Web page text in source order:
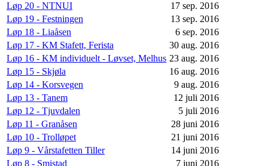
Løp 20 - NTNUI
17 sep. 2016
Løp 19 - Festningen
13 sep. 2016
Løp 18 - Liaåsen
6 sep. 2016
Løp 17 - KM Stafett, Ferista
30 aug. 2016
Løp 16 - KM individuelt - Løvset, Melhus 23 aug. 2016
Løp 15 - Skjøla
16 aug. 2016
Løp 14 - Korsvegen
9 aug. 2016
Løp 13 - Tanem
12 juli 2016
Løp 12 - Tjuvdalen
5 juli 2016
Løp 11 - Granåsen
28 juni 2016
Løp 10 - Trolløpet
21 juni 2016
Løp 9 - Vårstafetten Tiller
14 juni 2016
Løp 8 - Smistad
7 juni 2016